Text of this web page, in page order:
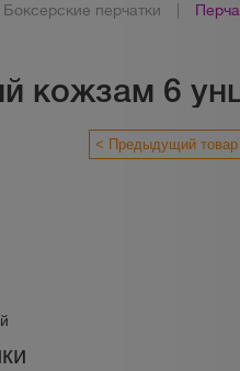
Боксерские перчатки
кожзам 6
< Предыдущий товар